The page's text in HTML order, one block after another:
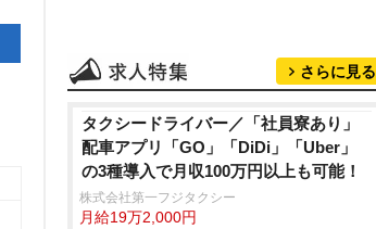
さらに見る
タクシードライバー／「社員寮あり」
配車アプリ「GO」「DiDi」「Uber」
の3種導入で月収100万円以上も可能！
株式会社第一フジタクシー
月給19万2,000円